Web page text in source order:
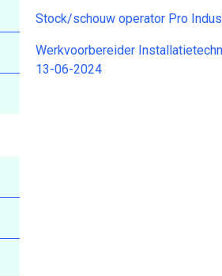
Stock/schouw operator Pro
Werkvoorbereider
13-06-2024